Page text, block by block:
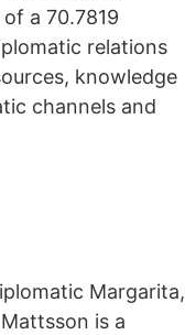
a 70.7819
relations
knowledge
channels and
Margarita,
is a